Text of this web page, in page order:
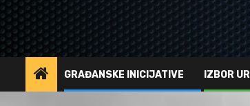
GRAĐANSKE INICIJATIVE IZBOR